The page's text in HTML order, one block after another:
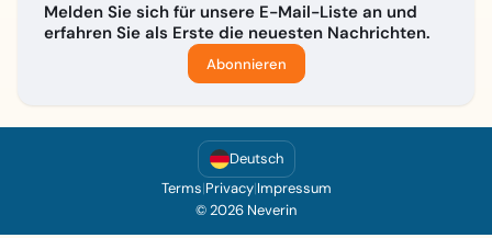
Melden Sie sich für unsere E-Mail-Liste an und
erfahren Sie als Erste die neuesten Nachrichten.
Abonnieren
Deutsch
Terms|Privacy|Impressum
© 2026 Neverin